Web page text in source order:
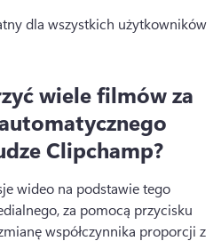
dla wszystkich użytkowników
wiele filmów za
Clipchamp?
wideo na podstawie tego
za pomocą przycisku
współczynnika proporcji z